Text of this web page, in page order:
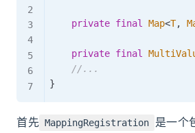
private final Map<T,
private final
//...
}
首先 MappingRegistration
是一个